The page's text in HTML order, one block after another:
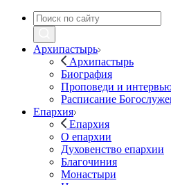
Архипастырь
Архипастырь
Биография
Проповеди и
Расписание
Епархия
Епархия
О епархии
Духовенство епархии
Благочиния
Монастыри